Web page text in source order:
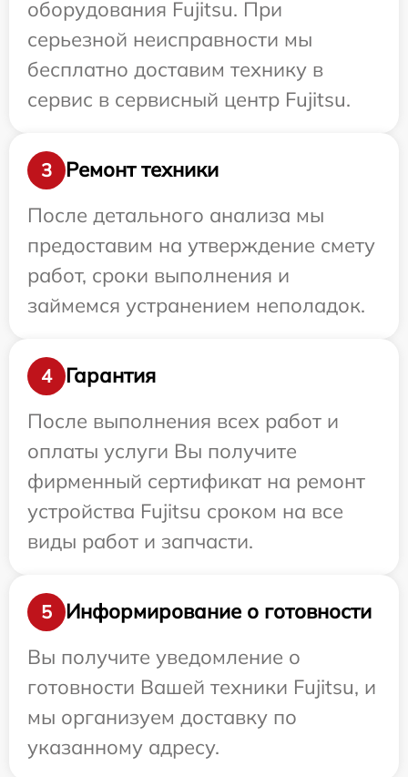
оборудования Fujitsu. При
серьезной неисправности мы
бесплатно доставим технику в
сервис в сервисный центр Fujitsu.
3
Ремонт техники
После детального анализа мы
предоставим на утверждение смету
работ, сроки выполнения и
займемся устранением неполадок.
4
Гарантия
После выполнения всех работ и
оплаты услуги Вы получите
фирменный сертификат на ремонт
устройства Fujitsu сроком на все
виды работ и запчасти.
5
Информирование о готовности
Вы получите уведомление о
готовности Вашей техники Fujitsu, и
мы организуем доставку по
указанному адресу.